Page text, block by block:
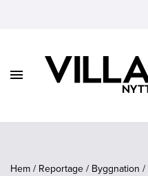
Vidare
Visa
Hem / Reportage / Byggnation /